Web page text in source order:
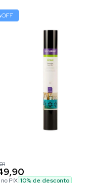
OFF
PIX 10% de desconto